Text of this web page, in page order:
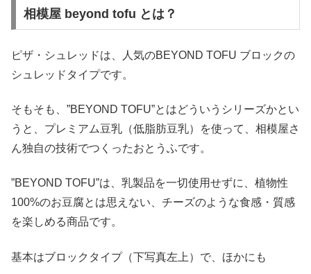
相模屋 beyond tofu とは？
ピザ・シュレッドは、人気のBEYOND TOFU ブロックの
シュレッドタイプです。
そもそも、”BEYOND TOFU”とはどういうシリーズかとい
うと、プレミアム豆乳（低脂肪豆乳）を使って、相模屋さ
ん独自の技術でつくったおとうふです。
”BEYOND TOFU”は、乳製品を一切使用せずに、植物性
100%のお豆腐とは思えない、チーズのような食感・質感
を楽しめる商品です。
基本はブロックタイプ（下写真左上）で、ほかにも